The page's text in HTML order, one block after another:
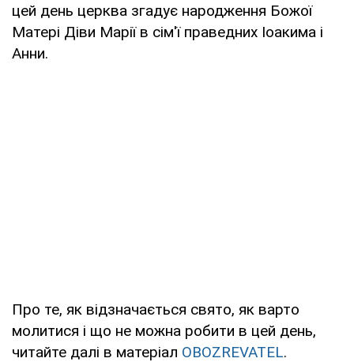
цей день церква згадує народження Божої
Матері Діви Марії в сім'ї праведних Іоакима і
Анни.
Про те, як відзначається свято, як варто
молитися і що не можна робити в цей день,
читайте далі в матеріал OBOZREVATEL.